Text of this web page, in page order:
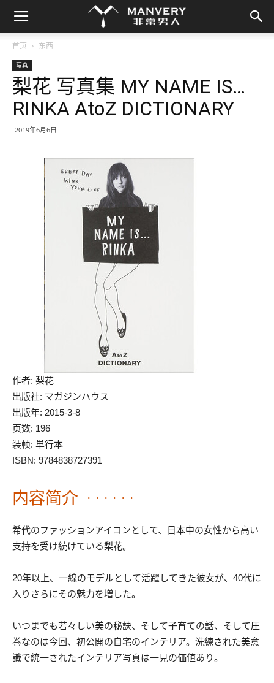
首页 东西
写真
梨花 写真集 MY NAME IS…
RINKA AtoZ DICTIONARY
2019年6月6日
作者: 梨花
出版社: マガジンハウス
出版年: 2015-3-8
页数: 196
装帧: 単行本
ISBN: 9784838727391
内容简介 · · · · · ·
希代のファッションアイコンとして、日本中の女性から高い
支持を受け続けている梨花。
20年以上、一線のモデルとして活躍してきた彼女が、40代に
入りさらにその魅力を増した。
いつまでも若々しい美の秘訣、そして子育ての話、そして圧
巻なのは今回、初公開の自宅のインテリア。洗練された美意
識で統一されたインテリア写真は一見の価値あり。